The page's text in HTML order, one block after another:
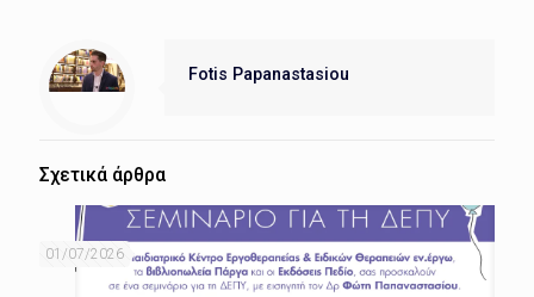
Fotis Papanastasiou
Σχετικά άρθρα
01/07/2026